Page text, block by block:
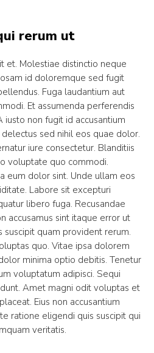
rerum ut
et. Molestiae distinctio neque
id doloremque sed fugit
Fuga laudantium aut
Et assumenda perferendis
iusto non fugit id accusantium
sed nihil eos quae dolor.
iure consectetur. Blanditiis
voluptate quo commodi.
eum dolor sint. Unde ullam eos
Labore sit excepturi
libero fuga. Recusandae
accusamus sint itaque error ut
suscipit quam provident rerum.
quo. Vitae ipsa dolorem
minima optio debitis. Tenetur
voluptatum adipisci. Sequi
Amet magni odit voluptas et
Eius non accusantium
ratione eligendi quis suscipit qui
veritatis.